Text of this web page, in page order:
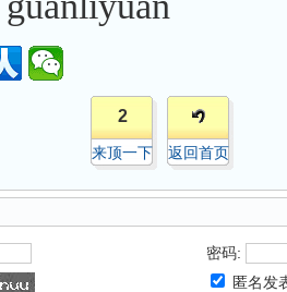
2
来顶一下 返回首页
密码:
匿名发